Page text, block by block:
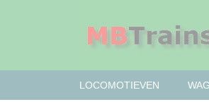
LOCOMOTIEVEN